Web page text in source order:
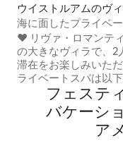
ウイストルアムのヴ
海に面したプライベ
ロマンティック＆スパ
❤️ リヴァ・ロマンテ
の大きなヴィラで、2
滞在をお楽しみいた
ライベートスパは以
ています： - 2階の
ナ。 - クロモセラピ
リーシャワー（
ー）。 -海に面した
フェステ
バ⁠ケ⁠ー⁠シ⁠
ア⁠